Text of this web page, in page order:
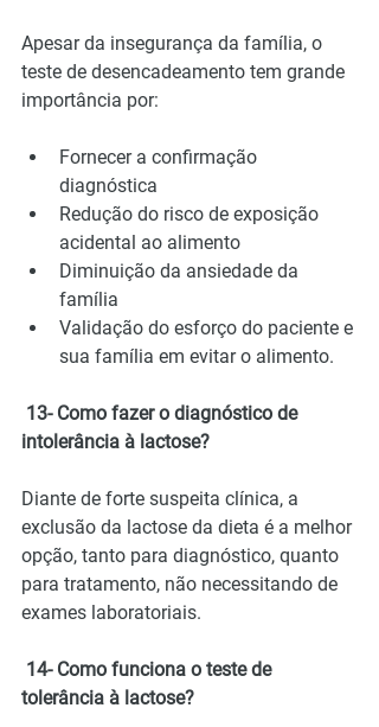
Apesar da insegurança da família, o
teste de desencadeamento tem grande
importância por:
Fornecer a confirmação
diagnóstica
Redução do risco de exposição
acidental ao alimento
Diminuição da ansiedade da
família
Validação do esforço do paciente e
sua família em evitar o alimento.
intolerância à lactose?
Diante de forte suspeita clínica, a
exclusão da lactose da dieta é a melhor
opção, tanto para diagnóstico, quanto
para tratamento, não necessitando de
exames laboratoriais.
tolerância à lactose?